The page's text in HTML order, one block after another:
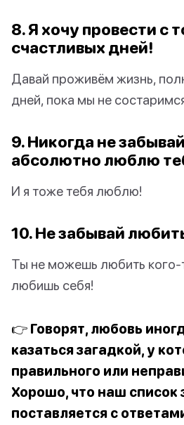
8. Я хочу провести с
счастливых дней!
Давай проживём жизнь,
дней, пока мы не
9. Никогда не
абсолютно люблю
И я тоже тебя люблю!
10. Не забывай
Ты не можешь любить кого-
любишь себя!
👉 Говорят, любовь
казаться загадкой, у
правильного или
Хорошо, что наш список
поставляется с